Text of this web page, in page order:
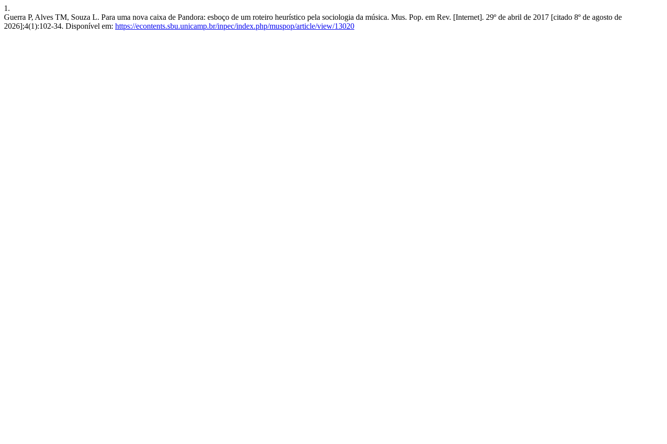
1.
Guerra P, Alves TM, Souza L. Para uma nova caixa de Pandora: esboço de um roteiro heurístico pela sociologia da música. Mus. Pop. em Rev. [Internet]. 29º de abril de 2017 [citado 8º de agosto de
2026];4(1):102-34. Disponível em: https://econtents.sbu.unicamp.br/inpec/index.php/muspop/article/view/13020